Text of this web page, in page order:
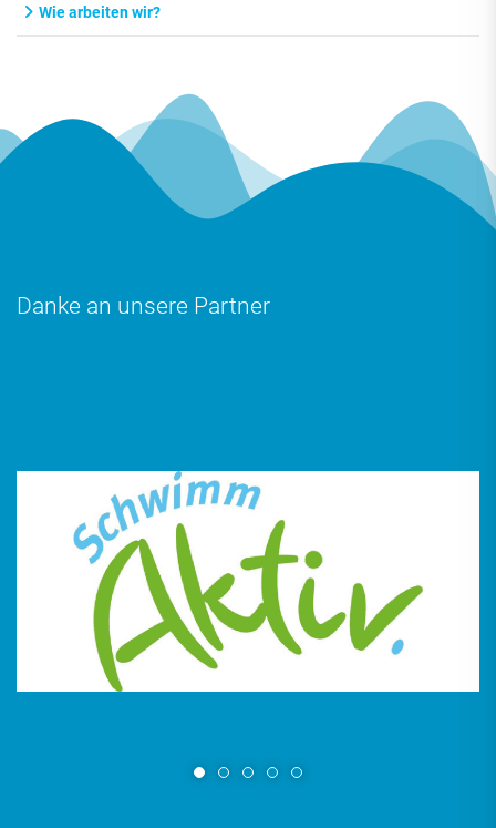
Wie arbeiten wir?
Danke an unsere Partner